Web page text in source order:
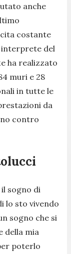
anche
costante
interprete del
ha realizzato
muri e 28
in tutte le
da
contro
sogno di
lo sto vivendo
sogno che si
della mia
poterlo